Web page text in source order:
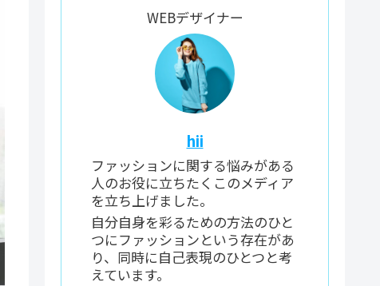
WEBデザイナー
hii
ファッションに関する悩みがある
人のお役に立ちたくこのメディア
を立ち上げました。
自分自身を彩るための方法のひと
つにファッションという存在があ
り、同時に自己表現のひとつと考
えています。